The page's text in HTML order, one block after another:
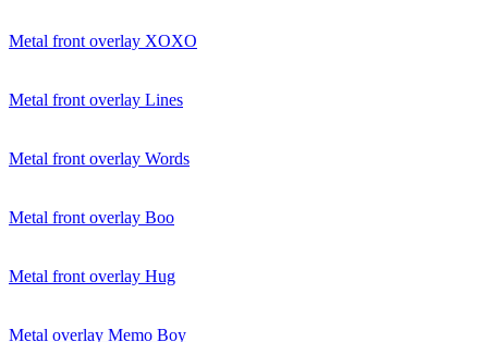
Metal front overlay XOXO
Metal front overlay Lines
Metal front overlay Words
Metal front overlay Boo
Metal front overlay Hug
Metal overlay Memo Boy